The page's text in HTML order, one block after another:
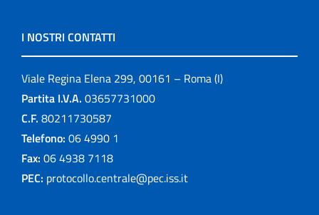
I NOSTRI CONTATTI
Viale Regina Elena 299, 00161 – Roma (I)
Partita I.V.A. 03657731000
C.F. 80211730587
Telefono: 06 4990 1
Fax: 06 4938 7118
PEC: protocollo.centrale@pec.iss.it